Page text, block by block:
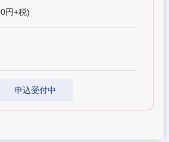
円+税)
申込受付中